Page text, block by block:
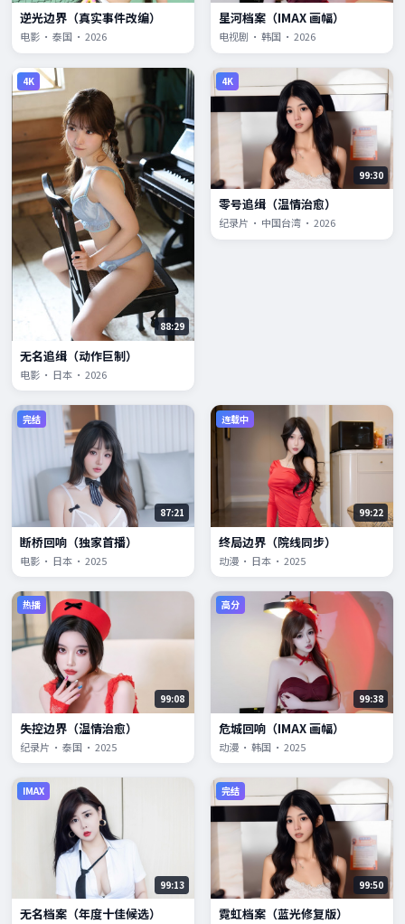
逆光边界（真实事件改编）
电影 · 泰国 · 2026
星河档案（IMAX 画幅）
电视剧 · 韩国 · 2026
4K
88:29
无名追缉（动作巨制）
电影 · 日本 · 2026
4K
99:30
零号追缉（温情治愈）
纪录片 · 中国台湾 · 2026
完结
87:21
断桥回响（独家首播）
电影 · 日本 · 2025
连载中
99:22
终局边界（院线同步）
动漫 · 日本 · 2025
热播
99:08
失控边界（温情治愈）
纪录片 · 泰国 · 2025
高分
99:38
危城回响（IMAX 画幅）
动漫 · 韩国 · 2025
IMAX
99:13
无名档案（年度十佳候选）
完结
99:50
霓虹档案（蓝光修复版）